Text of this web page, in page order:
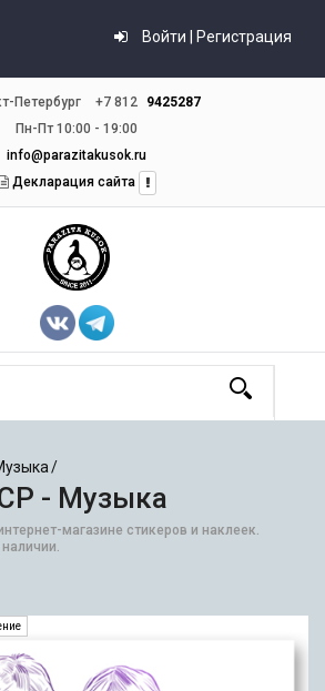
Войти | Регистрация
Петербург +7 812
9425287
Пн-Пт 10:00 - 19:00
info@parazitakusok.ru
Декларация сайта
- Музыка
магазине стикеров и наклеек.